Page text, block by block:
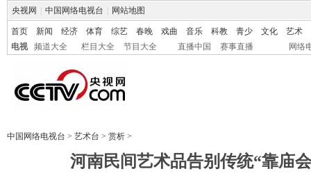
央视网 中国网络电视台 网站地图
首页 新闻 经济 体育 综艺 春晚 戏曲 音乐 科教 青少 文化
艺术
电视
频道大全 栏目大全 节目大全 直播中国 赛事直播 网络
中国网络电视台 > 艺术台 > 赏析 >
河南民间艺术品告别传统“靠庙